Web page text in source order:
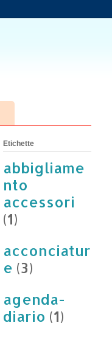
Etichette
abbigliame
nto
accessori
(1)
acconciatur
e (3)
agenda-
diario (1)